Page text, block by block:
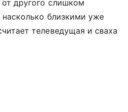
от другого слишком
насколько близкими уже
телеведущая и сваха